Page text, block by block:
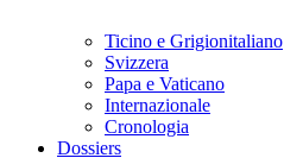
Ticino e Grigionitaliano
Svizzera
Papa e Vaticano
Internazionale
Cronologia
Dossiers